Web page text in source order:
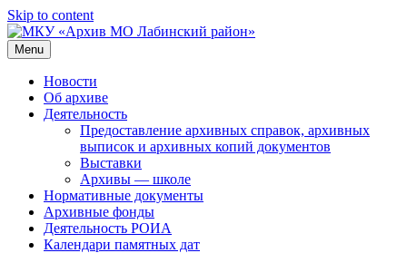
Skip to content
МКУ «Архив МО Лабинский район»
Официальный сайт
Menu
Новости
Об архиве
Деятельность
Предоставление архивных справок, архивных
выписок и архивных копий документов
Выставки
Архивы — школе
Нормативные документы
Архивные фонды
Деятельность РОИА
Календари памятных дат